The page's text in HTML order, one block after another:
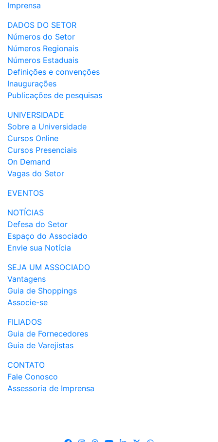
Imprensa
DADOS DO SETOR
Números do Setor
Números Regionais
Números Estaduais
Definições e convenções
Inaugurações
Publicações de pesquisas
UNIVERSIDADE
Sobre a Universidade
Cursos Online
Cursos Presenciais
On Demand
Vagas do Setor
EVENTOS
NOTÍCIAS
Defesa do Setor
Espaço do Associado
Envie sua Notícia
SEJA UM ASSOCIADO
Vantagens
Guia de Shoppings
Associe-se
FILIADOS
Guia de Fornecedores
Guia de Varejistas
CONTATO
Fale Conosco
Assessoria de Imprensa